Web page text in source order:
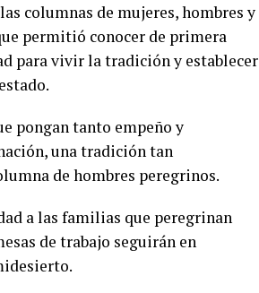
columnas de mujeres, hombres y
permitió conocer de primera
para vivir la tradición y establecer
pongan tanto empeño y
una tradición tan
de hombres peregrinos.
a las familias que peregrinan
de trabajo seguirán en